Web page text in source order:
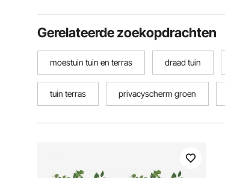
Gerelateerde zoekopdrachten
moestuin tuin en terras draad tuin
tuin terras privacyscherm groen